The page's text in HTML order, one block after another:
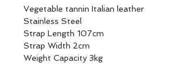
Vegetable tannin Italian leather
Stainless Steel
Strap Length 107cm
Strap Width 2cm
Weight Capacity 3kg